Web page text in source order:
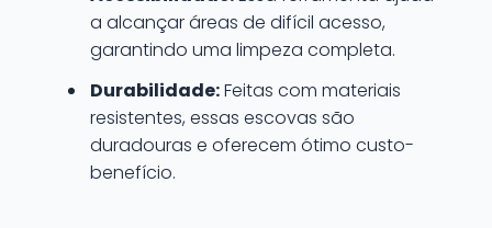
a alcançar áreas de difícil acesso,
garantindo uma limpeza completa.
Durabilidade:Feitas com materiais
resistentes, essas escovas são
duradouras e oferecem ótimo custo-
benefício.